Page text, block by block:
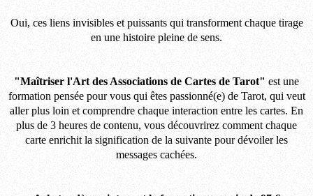
Oui, ces liens invisibles et puissants qui transforment chaque tirage
en une histoire pleine de sens.
"Maîtriser l'Art des Associations de Cartes de Tarot" est une
formation pensée pour vous qui êtes passionné(e) de Tarot, qui veut
aller plus loin et comprendre chaque interaction entre les cartes. En
plus de 3 heures de contenu, vous découvrirez comment chaque
carte enrichit la signification de la suivante pour dévoiler les
messages cachées.